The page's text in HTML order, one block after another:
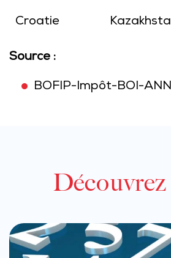
Croatie
Source :
BOFIP-Impôt-BOI-
Découvrez